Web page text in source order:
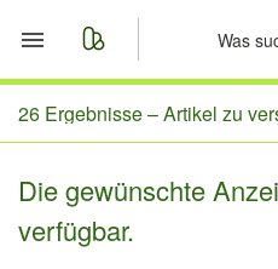
Start
Nachrichten
26 Ergebnisse –Artikel zu
Die gewünschte
verfügbar.